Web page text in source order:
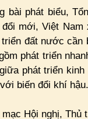
bài phát biểu,
đổi mới, Việt
triển đất nước cần
phát triển
phát triển
biến đổi khí hậu.
mạc Hội nghị, Thủ